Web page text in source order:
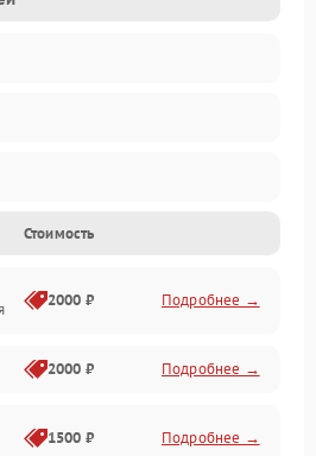
Стоимость
2000 ₽ Подробнее →
2000 ₽ Подробнее →
1500 ₽ Подробнее →